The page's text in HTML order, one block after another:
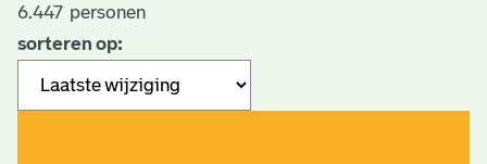
6.447 personen
sorteren op: